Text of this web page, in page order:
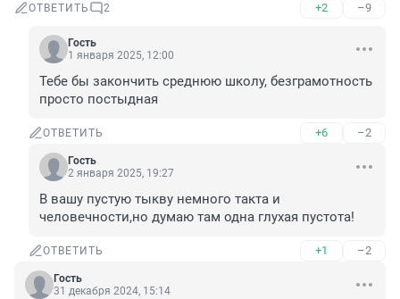
ОТВЕТИТЬ 2 +2 –9
Гость
1 января 2025, 12:00
Тебе бы закончить среднюю школу, безграмотность
просто постыдная
ОТВЕТИТЬ +6 –2
Гость
2 января 2025, 19:27
В вашу пустую тыкву немного такта и
человечности,но думаю там одна глухая пустота!
ОТВЕТИТЬ +1 –2
Гость
31 декабря 2024, 15:14